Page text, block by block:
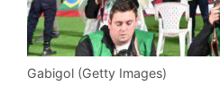
Gabigol (Getty Images)